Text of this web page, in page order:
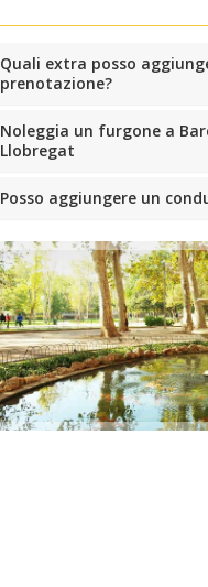
Quali extra posso
prenotazione?
Noleggia un furgone a
Llobregat
Posso aggiungere un